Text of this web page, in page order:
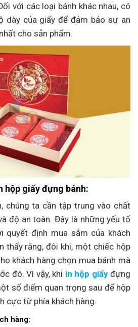
với các loại bánh khác nhau, có
dày của giấy để đảm bảo sự an
cho sản phẩm.
hộp giấy đựng bánh:
chúng ta cần tập trung vào chất
độ an toàn. Đây là những yếu tố
quyết định mua sắm của khách
thấy rằng, đôi khi, một chiếc hộp
khách hàng chọn mua bánh mà
đó. Vì vậy, khi in hộp giấyđựng
số điểm quan trọng sau để hộp
cực từ phía khách hàng.
hàng: